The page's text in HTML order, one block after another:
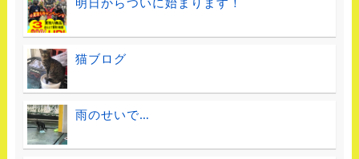
猫ブログ
雨のせいで…